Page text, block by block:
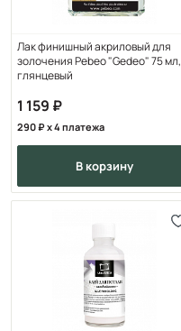
Лак финишный акриловый для
золочения Pebeo "Gedeo" 75 мл,
глянцевый
1 159
290 x 4 платежа
в корзину